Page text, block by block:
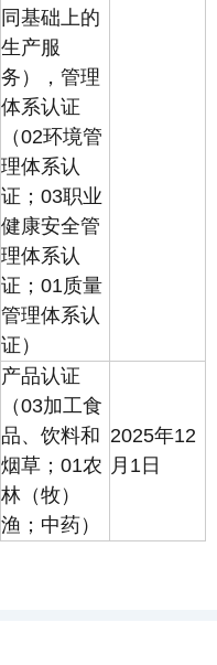
同基础上的
生产服
务），管理
体系认证
（02环境管
理体系认
证；03职业
健康安全管
理体系认
证；01质量
管理体系认
证）
产品认证
（03加工食
品、饮料和
烟草；01农
林（牧）
渔；中药）
2025年12
月1日